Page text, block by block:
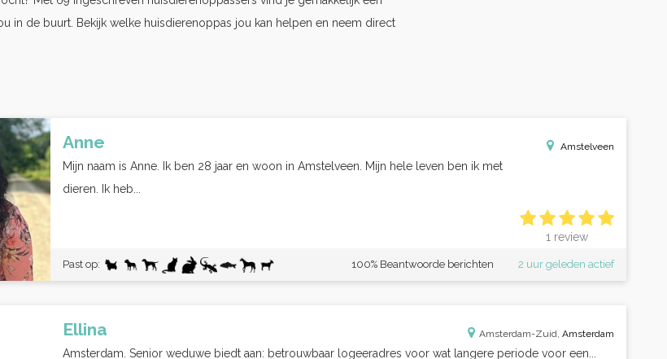
in de buurt. Bekijk welke huisdierenoppas jou kan helpen en neem direct
Anne Amstelveen
1 review
Mijn naam is Anne. Ik ben 28 jaar en woon in Amstelveen. Mijn hele leven ben ik met
dieren. Ik heb...
Past op: 2 uur geleden actief
100% Beantwoorde berichten
Ellina Amsterdam-Zuid, Amsterdam
Amsterdam. Senior weduwe biedt aan: betrouwbaar logeeradres voor wat langere periode voor een...